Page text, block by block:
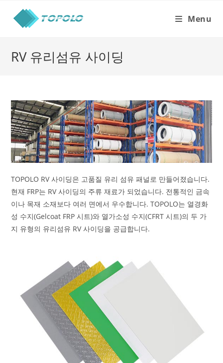
content
Menu
RV 유리섬유 사이딩
TOPOLO RV 사이딩은 고품질 유리 섬유 패널로 만들어졌습니다.
현재 FRP는 RV 사이딩의 주류 재료가 되었습니다. 전통적인 금속
이나 목재 소재보다 여러 면에서 우수합니다. TOPOLO는 열경화
성 수지(Gelcoat FRP 시트)와 열가소성 수지(CFRT 시트)의 두 가
지 유형의 유리섬유 RV 사이딩을 공급합니다.